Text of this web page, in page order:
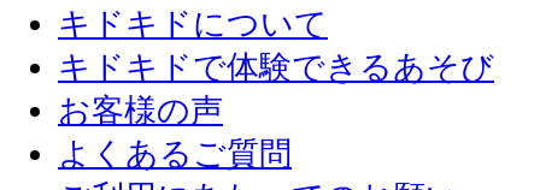
キドキドについて
キドキドで体験できるあそび
お客様の声
よくあるご質問